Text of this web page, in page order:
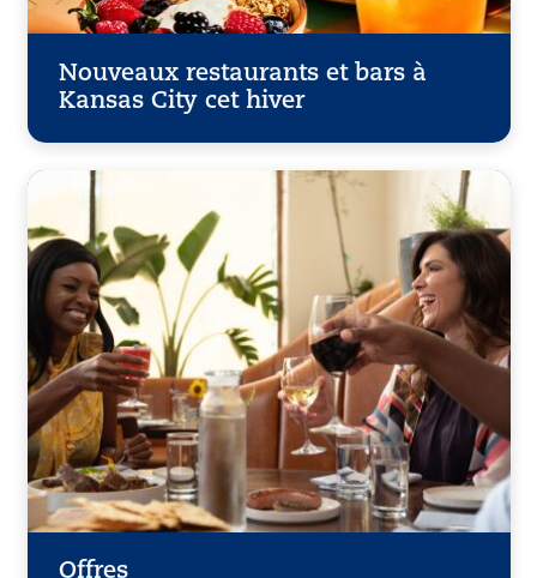
Nouveaux restaurants et bars à
Kansas City cet hiver
Offres